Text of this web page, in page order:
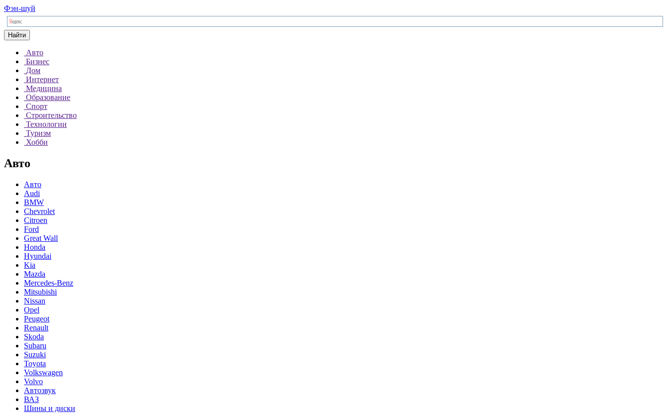
Фэн-шуй
Найти
Авто
Бизнес
Дом
Интернет
Медицина
Образование
Спорт
Строительство
Технологии
Туризм
Хобби
Авто
Авто
Audi
BMW
Chevrolet
Citroen
Ford
Great Wall
Honda
Hyundai
Kia
Mazda
Mercedes-Benz
Mitsubishi
Nissan
Opel
Peugeot
Renault
Skoda
Subaru
Suzuki
Toyota
Volkswagen
Volvo
Автозвук
ВАЗ
Шины и диски